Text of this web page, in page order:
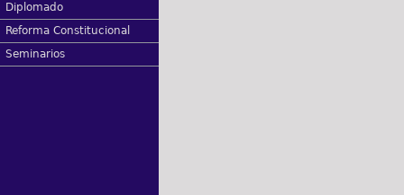
Diplomado
Reforma Constitucional
Seminarios